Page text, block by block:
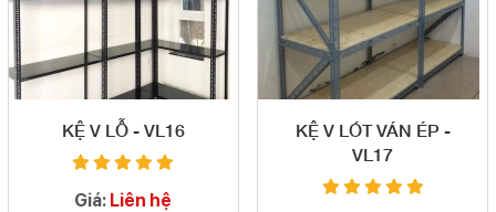
KỆ V LỖ - VL16
Giá: Liên hệ
KỆ V LÓT VÁN ÉP -
VL17